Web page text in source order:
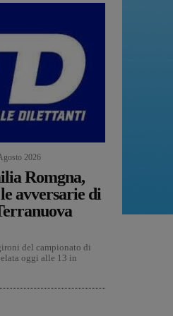
2026
Romgna,
avversarie di
del campionato di
oggi alle 13 in